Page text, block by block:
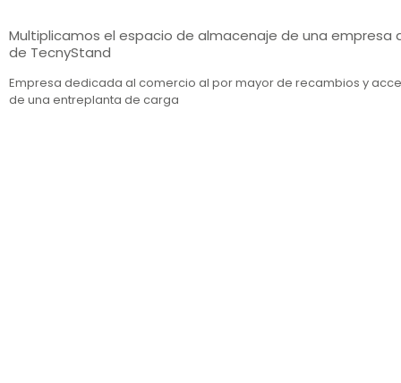
Multiplicamos el espacio de almacenaje de una
de TecnyStand
Empresa dedicada al comercio al por mayor de recambios y
de una entreplanta de carga